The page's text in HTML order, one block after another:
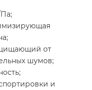
от
шумов;
и